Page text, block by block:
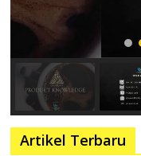
Artikel Terbaru